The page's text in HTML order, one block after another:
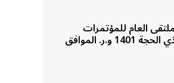
العادي الثاني لعام 1401 و.ر. الموافق 1992 م. والتي صاغها الملتقى العام للمؤتمرات
الشعبية واللجان الشعبية والنقابات والاتحادات والروابط المهنية (مؤتمر الشعب العام) في دور انعقاده العادي في الفترة من 12 ذي الحجة إلى 22 ذي الحجة 1401 و.ر. الموافق